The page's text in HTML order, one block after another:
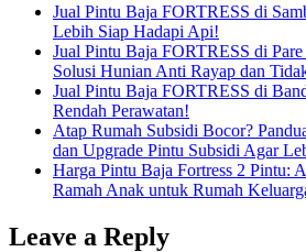
Jual Pintu Baja FORTRESS di
Lebih Siap Hadapi Api!
Jual Pintu Baja FORTRESS di
Solusi Hunian Anti Rayap dan
Jual Pintu Baja FORTRESS di
Rendah Perawatan!
Atap Rumah Subsidi Bocor?
dan Upgrade Pintu Subsidi Agar
Harga Pintu Baja Fortress 2 Pintu:
Ramah Anak untuk Rumah
Leave a Reply